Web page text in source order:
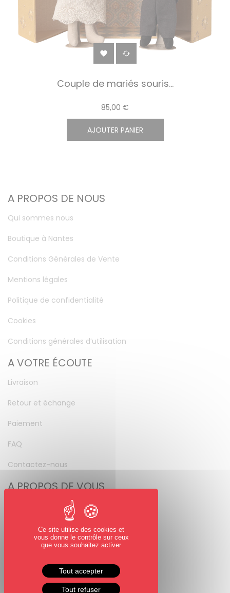
 
Couple de mariés souris...
85,00 €
AJOUTER PANIER
A PROPOS DE NOUS
Qui sommes nous
Boutique à Nantes
Conditions Générales de Vente
Mentions légales
Politique de confidentialité
Cookies
Conditions générales d’utilisation
A VOTRE ÉCOUTE
Livraison
Retour et échange
Paiement
FAQ
Contactez-nous
A PROPOS DE VOUS
Mot de passe perdu
NOUS SUIVRE
Facebook
Instagram
Ce site utilise des cookies et
vous donne le contrôle sur ceux
que vous souhaitez activer
Tout accepter
Tout refuser